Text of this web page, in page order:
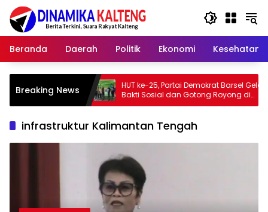
Langsung
konten
Beranda
Daerah Politik Ekonomi Kesehatan
Breaking NewsHUT ke-25, Partai Demokrat Barsel Gelar
Bakti Sosial dan Gotong Royong di
Langgar Nurul Ashfiya
Bupati
Barito
infrastruktur Kalimantan Tengah